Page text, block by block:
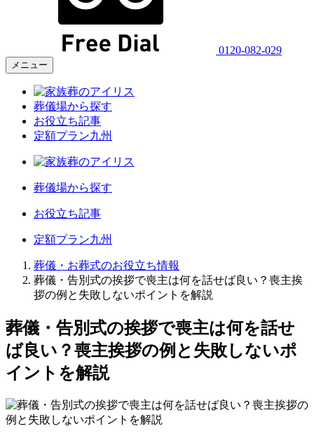
0120-082-029
メニュー
葬儀場から探す
お役立ち記事
定額プラン九州
葬儀場から探す
お役立ち記事
定額プラン九州
葬儀・お葬式のお役立ち情報
葬儀・告別式の挨拶で喪主は何を話せば良い？喪主挨
拶の例と失敗しないポイントを解説
葬儀・告別式の挨拶で喪主は何を話せ
ば良い？喪主挨拶の例と失敗しないポ
イントを解説